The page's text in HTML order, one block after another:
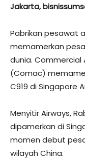
Jakarta,
Pabrikan pesawat
memamerkan
dunia.
(Comac)
C919 di Singapore
Menyitir Airways,
dipamerkan di
momen debut
wilayah China.